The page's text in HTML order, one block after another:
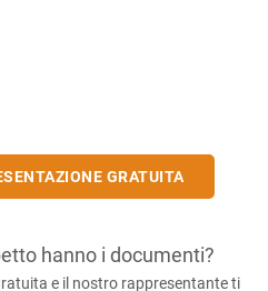
GRATUITA
hanno i documenti?
e il nostro rappresentante ti